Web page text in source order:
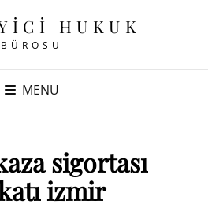
HUKUK
BÜROSU
MENU
sigortası
izmir